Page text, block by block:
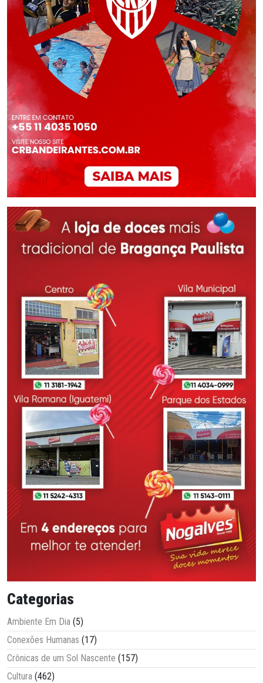
Categorias
Ambiente Em Dia (5)
Conexões Humanas (17)
Crônicas de um Sol Nascente (157)
Cultura (462)